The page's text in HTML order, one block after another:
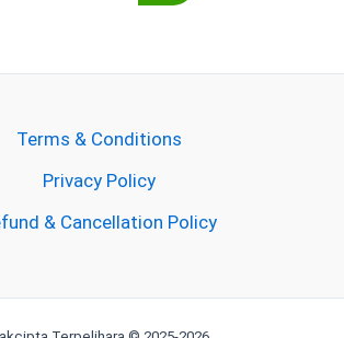
Terms & Conditions
Privacy Policy
& Cancellation Policy